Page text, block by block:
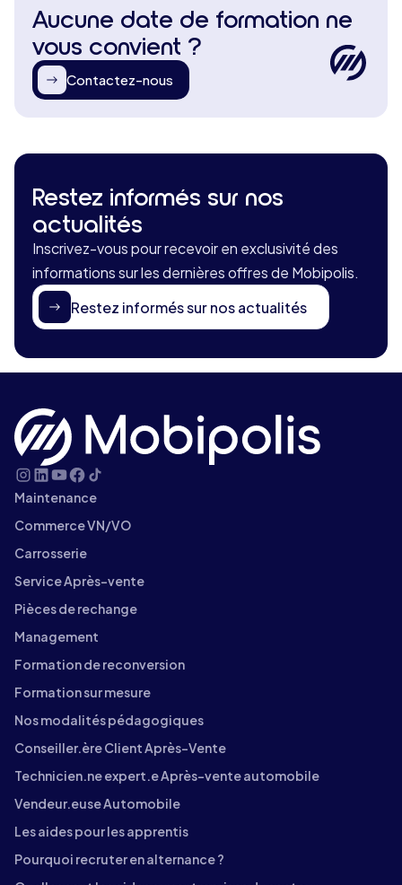
Aucune date de formation ne
vous convient ?
Contactez-nous
Restez informés sur nos
actualités
Inscrivez-vous pour recevoir en exclusivité des
informations sur les dernières offres de Mobipolis.
Restez informés sur nos actualités
Maintenance
Commerce VN/VO
Carrosserie
Service Après-vente
Pièces de rechange
Management
Formation de reconversion
Formation sur mesure
Nos modalités pédagogiques
Conseiller.ère Client Après-Vente
Technicien.ne expert.e Après-vente automobile
Vendeur.euse Automobile
Les aides pour les apprentis
Pourquoi recruter en alternance ?